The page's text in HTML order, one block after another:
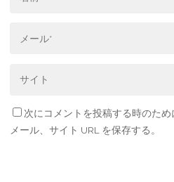
次にコメントを投稿する時のため
メール、サイト URL を保存する。